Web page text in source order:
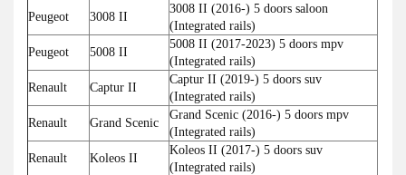
Peugeot
3008 II
3008 II (2016-) 5 doors saloon
(Integrated rails)
Peugeot
5008 II
5008 II (2017-2023) 5 doors mpv
(Integrated rails)
Renault
Captur II
Captur II (2019-) 5 doors suv
(Integrated rails)
Renault
Grand Scenic
Grand Scenic (2016-) 5 doors mpv
(Integrated rails)
Renault
Koleos II
Koleos II (2017-) 5 doors suv
(Integrated rails)